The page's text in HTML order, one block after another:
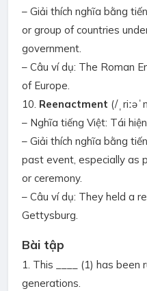
– Giải thích nghĩa bằng
or group of countries
government.
– Câu ví dụ: The Roman
of Europe.
10. Reenactment (/
– Nghĩa tiếng Việt: Tái hiện
– Giải thích nghĩa bằng
past event, especially as
or ceremony.
– Câu ví dụ: They held a
Gettysburg.
Bài tập
1. This ____ (1) has been
generations.